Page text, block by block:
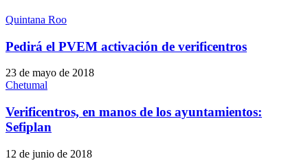
Quintana Roo
Pedirá el PVEM activación de verificentros
23 de mayo de 2018
Chetumal
Verificentros, en manos de los ayuntamientos:
Sefiplan
12 de junio de 2018